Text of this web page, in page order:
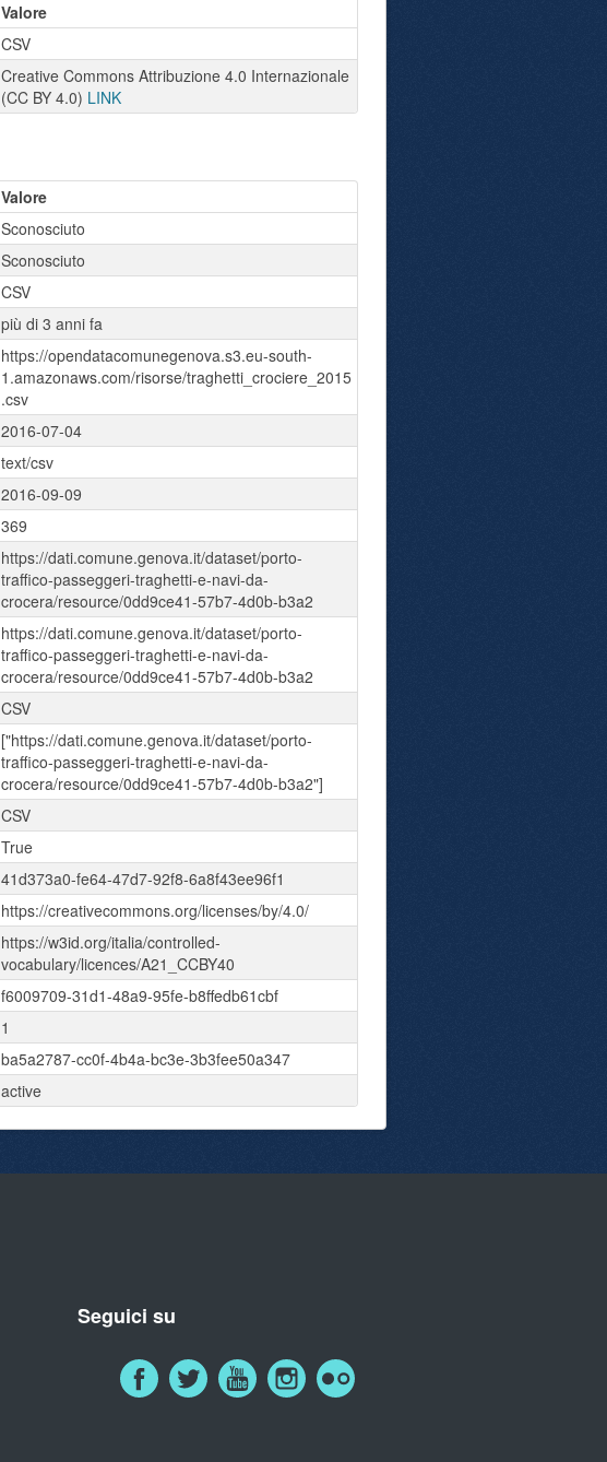
Valore
CSV
Creative Commons Attribuzione 4.0 Internazionale
(CC BY 4.0) LINK
Valore
Sconosciuto
Sconosciuto
CSV
più di 3 anni fa
https://opendatacomunegenova.s3.eu-south-
1.amazonaws.com/risorse/traghetti_crociere_2015
.csv
2016-07-04
text/csv
2016-09-09
369
https://dati.comune.genova.it/dataset/porto-
traffico-passeggeri-traghetti-e-navi-da-
crocera/resource/0dd9ce41-57b7-4d0b-b3a2
https://dati.comune.genova.it/dataset/porto-
traffico-passeggeri-traghetti-e-navi-da-
crocera/resource/0dd9ce41-57b7-4d0b-b3a2
CSV
["https://dati.comune.genova.it/dataset/porto-
traffico-passeggeri-traghetti-e-navi-da-
crocera/resource/0dd9ce41-57b7-4d0b-b3a2"]
CSV
True
41d373a0-fe64-47d7-92f8-6a8f43ee96f1
https://creativecommons.org/licenses/by/4.0/
https://w3id.org/italia/controlled-
vocabulary/licences/A21_CCBY40
f6009709-31d1-48a9-95fe-b8ffedb61cbf
1
ba5a2787-cc0f-4b4a-bc3e-3b3fee50a347
active
Seguici su